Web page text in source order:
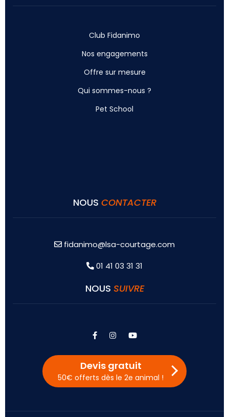
Club Fidanimo
Nos engagements
Offre sur mesure
Qui sommes-nous ?
Pet School
NOUS CONTACTER
fidanimo@lsa-courtage.com
01 41 03 31 31
NOUS SUIVRE
facebookinstagramyoutube
Devis gratuit
50€ offerts dès le 2e animal !